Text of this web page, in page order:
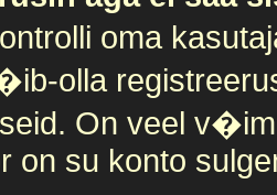
oma
olla
On veel
on su konto